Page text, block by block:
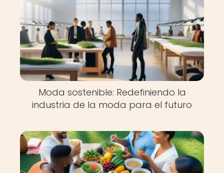
Moda sostenible: Redefiniendo la
industria de la moda para el futuro